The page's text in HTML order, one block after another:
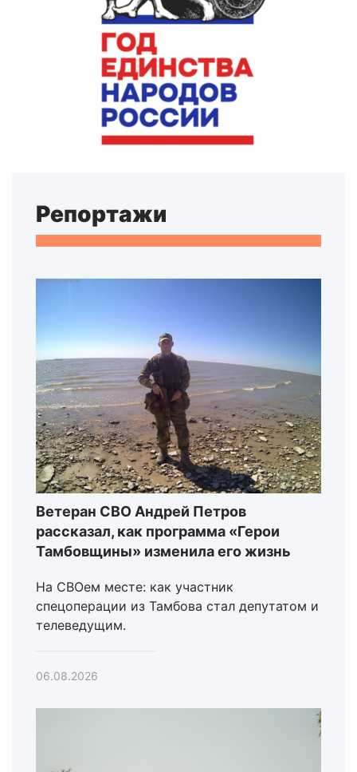
Репортажи
Ветеран СВО Андрей Петров
рассказал, как программа «Герои
Тамбовщины» изменила его жизнь
На СВОем месте: как участник
спецоперации из Тамбова стал депутатом и
телеведущим.
06.08.2026